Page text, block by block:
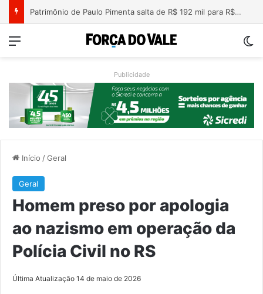
Nova lei endurece penas para crimes sexuais online contra crianças e adolescentes
Menu
Publicidade
Início /Geral
Geral
Homem preso por apologia
ao nazismo em operação da
Polícia Civil no RS
Última Atualização 14 de maio de 2026